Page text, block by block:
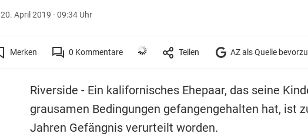
20. April 2019 - 09:34 Uhr
Merken 0 Kommentare Teilen AZ als Quelle
Riverside - Ein kalifornisches Ehepaar, das seine
grausamen Bedingungen gefangengehalten hat, ist
Jahren Gefängnis verurteilt worden.